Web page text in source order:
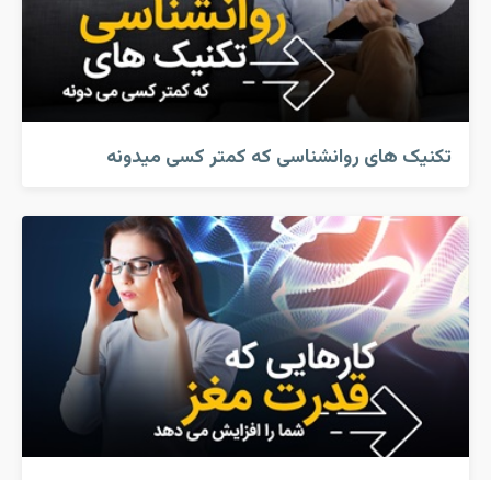
تکنیک های روانشناسی که کمتر کسی میدونه